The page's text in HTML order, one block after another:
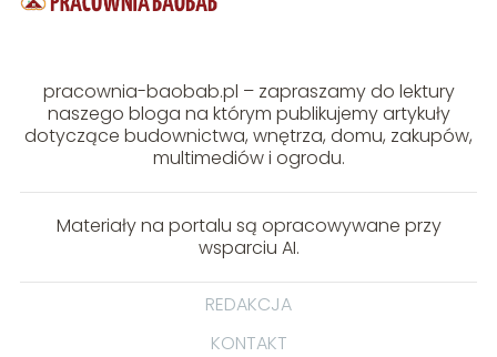
pracownia-baobab.pl – zapraszamy do lektury
naszego bloga na którym publikujemy artykuły
dotyczące budownictwa, wnętrza, domu, zakupów,
multimediów i ogrodu.
Materiały na portalu są opracowywane przy
wsparciu AI.
REDAKCJA
KONTAKT